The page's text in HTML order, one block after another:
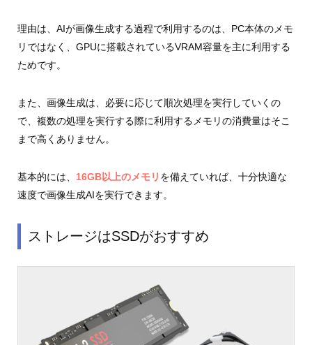
理由は、AIが画像生成する過程で利用するのは、PC本体のメモ
リではなく、GPUに搭載されているVRAM容量を主に利用する
ためです。
また、画像生成は、必要に応じて順次処理を実行していくの
で、複数の処理を実行する際に利用するメモリの消費量はそこ
まで高くありません。
基本的には、 16GB以上のメモリ を備えていれば、十分快適な
速度で画像生成AIを実行できます。
ストレージはSSDがおすすめ